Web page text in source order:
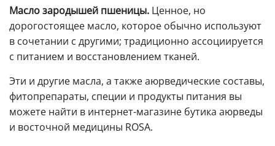
Масло зародышей пшеницы. Ценное, но
дорогостоящее масло, которое обычно используют
в сочетании с другими; традиционно ассоциируется
с питанием и восстановлением тканей.
Эти и другие масла, а также аюрведические составы,
фитопрепараты, специи и продукты питания вы
можете найти в интернет-магазине бутика аюрведы
и восточной медицины ROSA.